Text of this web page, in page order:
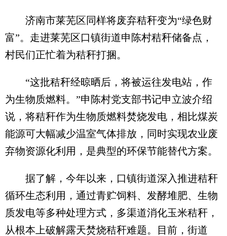
济南市莱芜区同样将废弃秸秆变为“绿色财
富”。走进莱芜区口镇街道申陈村秸秆储备点，
村民们正忙着为秸秆打捆。
“这批秸秆经晾晒后，将被运往发电站，作
为生物质燃料。”申陈村党支部书记申立波介绍
说，将秸秆作为生物质燃料焚烧发电，相比煤炭
能源可大幅减少温室气体排放，同时实现农业废
弃物资源化利用，是典型的环保节能替代方案。
据了解，今年以来，口镇街道深入推进秸秆
循环生态利用，通过青贮饲料、发酵堆肥、生物
质发电等多种处理方式，多渠道消化玉米秸秆，
从根本上破解露天焚烧秸秆难题。目前，街道